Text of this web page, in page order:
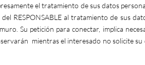
el tratamiento de sus datos
RESPONSABLE al tratamiento de sus
Su petición para conectar, implica
mientras el interesado no solicite